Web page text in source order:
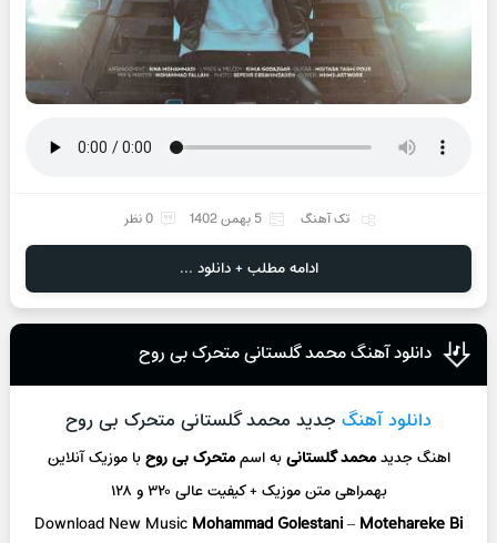
تک آهنگ 5 بهمن 1402 0 نظر
ادامه مطلب + دانلود ...
دانلود آهنگ محمد گلستانی متحرک بی روح
دانلود آهنگ جدید محمد گلستانی متحرک بی روح
اهنگ جدیدمحمد گلستانیبه اسممتحرک بی روحبا موزیک آنلاین
بهمراهی متن موزیک + کیفیت عالی ۳۲۰ و ۱۲۸
Download New Music Mohammad Golestani– Motehareke Bi